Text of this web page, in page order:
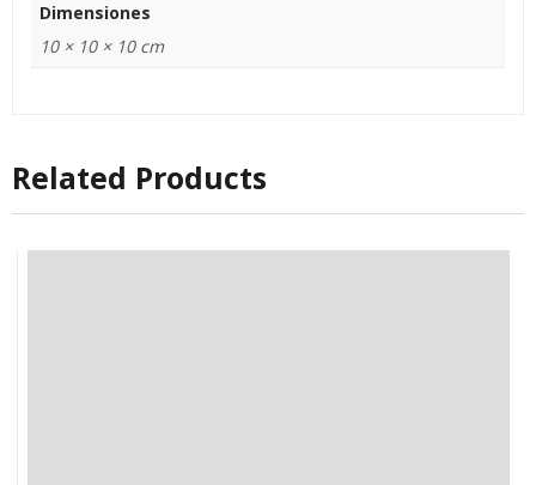
Dimensiones
10 × 10 × 10 cm
Related Products